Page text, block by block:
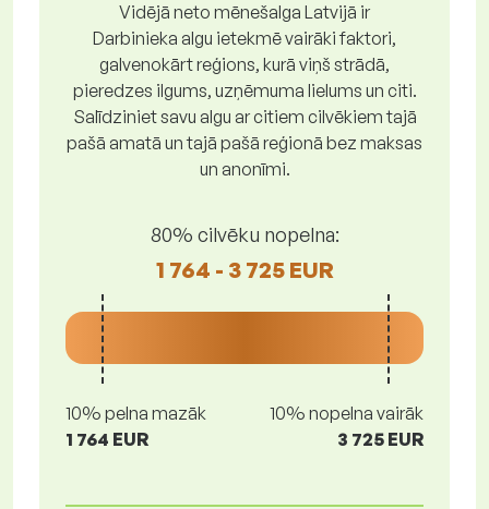
Vidējā neto mēnešalga Latvijā ir
Darbinieka algu ietekmē vairāki faktori,
galvenokārt reģions, kurā viņš strādā,
pieredzes ilgums, uzņēmuma lielums un citi.
Salīdziniet savu algu ar citiem cilvēkiem tajā
pašā amatā un tajā pašā reģionā bez maksas
un anonīmi.
80% cilvēku nopelna:
1 764 - 3 725 EUR
10% pelna mazāk
1 764 EUR
10% nopelna vairāk
3 725 EUR